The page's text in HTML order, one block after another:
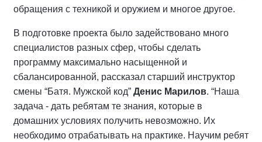
обращения с техникой и оружием и многое другое.
В подготовке проекта было задействовано много
специалистов разных сфер, чтобы сделать
программу максимально насыщенной и
сбалансированной, рассказал старший инструктор
смены “Батя. Мужской код” Денис Марилов. “Наша
задача - дать ребятам те знания, которые в
домашних условиях получить невозможно. Их
необходимо отрабатывать на практике. Научим ребят